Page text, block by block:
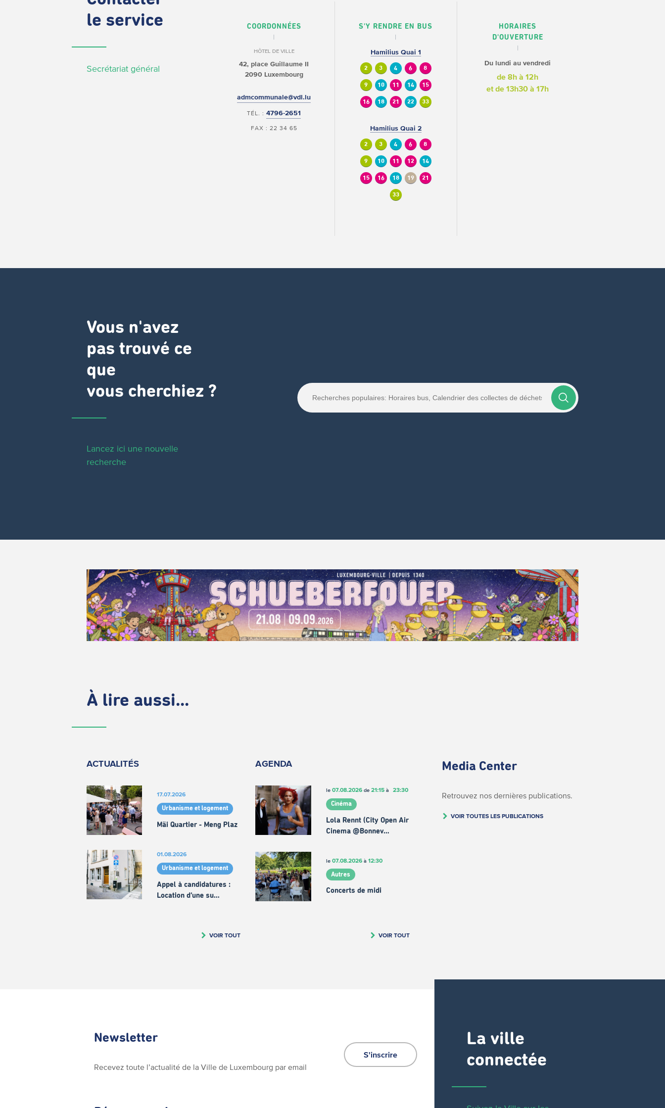
le service
Secrétariat général
COORDONNÉES
HÔTEL DE VILLE
42, place Guillaume II
2090 Luxembourg
admcommunale@vdl.lu
TÉL. :4796-2651
FAX : 22 34 65
S'Y RENDRE EN BUS
Hamilius Quai 1
2 3 4 6 8
9 10 11 14 15
16 18 21 22 33
Hamilius Quai 2
2 3 4 6 8
9 10 11 12 14
15 16 18 19 21
33
HORAIRES
D'OUVERTURE
Du lundi au vendredi
de 8h à 12h
et de 13h30 à 17h
Vous n'avez
pas trouvé ce
que
vous cherchiez ?
Lancez ici une nouvelle
recherche
À lire aussi...
ACTUALITÉS
17.07.2026
Urbanisme et logement
Mäi Quartier - Meng Plaz
01.08.2026
Urbanisme et logement
Appel à candidatures :
Location d’une su…
VOIR TOUT
AGENDA
le 07.08.2026de 21:15à 23:30
Cinéma
Lola Rennt (City Open Air
Cinema @Bonnev…
le 07.08.2026à 12:30
Autres
Concerts de midi
VOIR TOUT
Media Center
Retrouvez nos dernières publications.
VOIR TOUTES LES PUBLICATIONS
La ville
connectée
Newsletter
Recevez toute l’actualité de la Ville de Luxembourg par email
S'inscrire